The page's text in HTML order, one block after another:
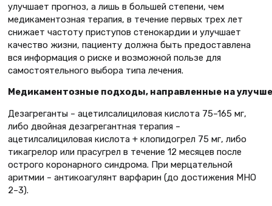
улучшает прогноз, а лишь в большей степени, чем
медикаментозная терапия, в течение первых трех лет
снижает частоту приступов стенокардии и улучшает
качество жизни, пациенту должна быть предоставлена
вся информация о риске и возможной пользе для
самостоятельного выбора типа лечения.
Медикаментозные подходы, направленные на
Дезагреганты – ацетилсалициловая кислота 75–165 мг,
либо двойная дезагрегантная терапия –
ацетилсалициловая кислота + клопидогрел 75 мг, либо
тикагрелор или прасугрел в течение 12 месяцев после
острого коронарного синдрома. При мерцательной
аритмии – антикоагулянт варфарин (до достижения МНО
2–3).